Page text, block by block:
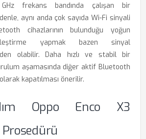
frekans bandında çalışan bir
aynı anda çok sayıda Wi-Fi sinyali
cihazlarının bulunduğu yoğun
yapmak bazen sinyal
olabilir. Daha hızlı ve stabil bir
aşamasında diğer aktif Bluetooth
kapatılması önerilir.
Oppo Enco X3